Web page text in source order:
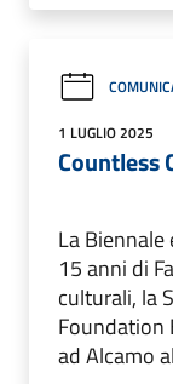
1 LUGLIO 2025
Countless
La
15 anni di
culturali, la
Foundation
ad Alcamo